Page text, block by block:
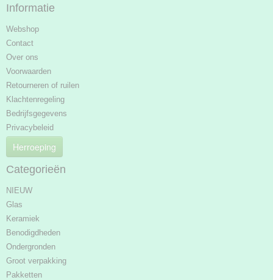
Informatie
Webshop
Contact
Over ons
Voorwaarden
Retourneren of ruilen
Klachtenregeling
Bedrijfsgegevens
Privacybeleid
Herroeping
Categorieën
NIEUW
Glas
Keramiek
Benodigdheden
Ondergronden
Groot verpakking
Pakketten